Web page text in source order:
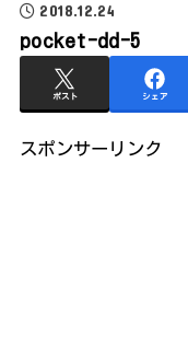
2018.12.24
pocket-dd-5
ポスト シェア
スポンサーリンク